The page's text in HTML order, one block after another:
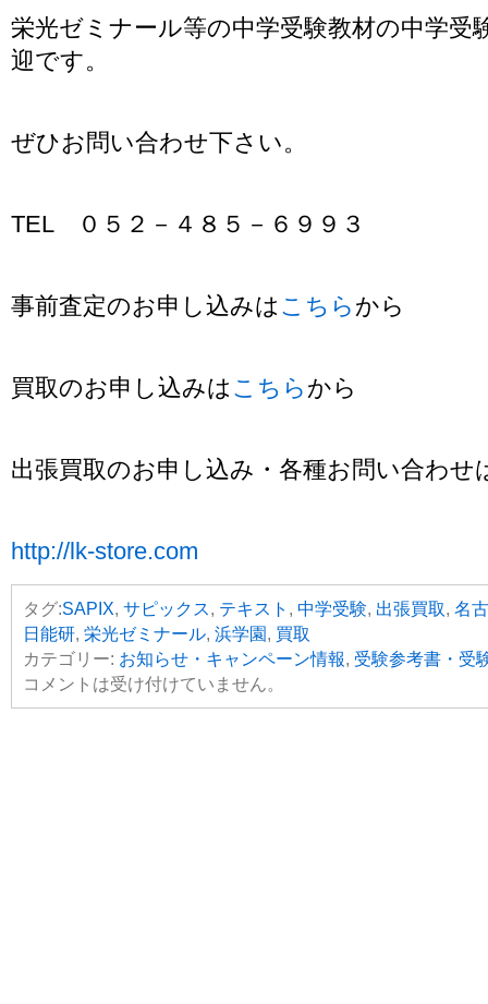
栄光ゼミナール等の中学受験教材の中学受
迎です。
ぜひお問い合わせ下さい。
TEL ０５２－４８５－６９９３
事前査定のお申し込みは こちら から
買取のお申し込みは こちら から
出張買取のお申し込み・各種お問い合わせ
http://lk-store.com
タグ:SAPIX, サピックス, テキスト , 中学受験, 出張買取, 名
日能研, 栄光ゼミナール, 浜学園 , 買取
カテゴリー: お知らせ・キャンペーン情報, 受験参考書・受
コメントは受け付けていません。